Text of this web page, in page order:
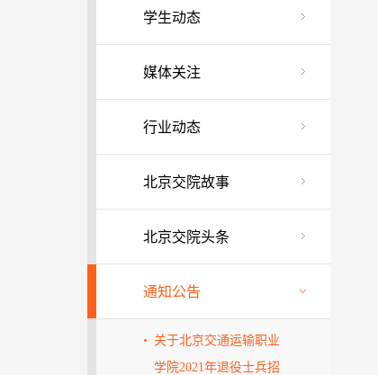
学生动态
媒体关注
行业动态
北京交院故事
北京交院头条
通知公告
关于北京交通运输职业
学院2021年退役士兵招